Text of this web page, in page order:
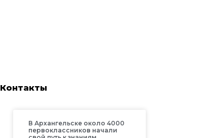
Контакты
В Архангельске около 4000
первоклассников начали